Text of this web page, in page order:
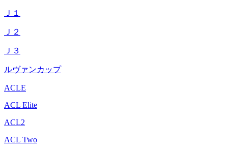
Ｊ１
Ｊ２
Ｊ３
ルヴァンカップ
ACLE
ACL Elite
ACL2
ACL Two